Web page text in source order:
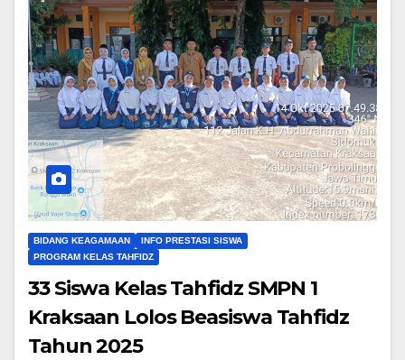
BIDANG KEAGAMAAN
INFO PRESTASI SISWA
PROGRAM KELAS TAHFIDZ
33 Siswa Kelas Tahfidz SMPN 1
Kraksaan Lolos Beasiswa Tahfidz
Tahun 2025